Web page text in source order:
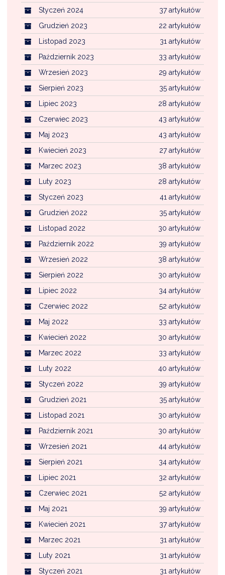
37 artykułów
Styczeń 2024
22 artykułów
Grudzień 2023
31 artykułów
Listopad 2023
33 artykułów
Październik 2023
29 artykułów
Wrzesień 2023
35 artykułów
Sierpień 2023
28 artykułów
Lipiec 2023
43 artykułów
Czerwiec 2023
43 artykułów
Maj 2023
27 artykułów
Kwiecień 2023
38 artykułów
Marzec 2023
28 artykułów
Luty 2023
41 artykułów
Styczeń 2023
35 artykułów
Grudzień 2022
30 artykułów
Listopad 2022
39 artykułów
Październik 2022
38 artykułów
Wrzesień 2022
30 artykułów
Sierpień 2022
34 artykułów
Lipiec 2022
52 artykułów
Czerwiec 2022
33 artykułów
Maj 2022
30 artykułów
Kwiecień 2022
33 artykułów
Marzec 2022
40 artykułów
Luty 2022
39 artykułów
Styczeń 2022
35 artykułów
Grudzień 2021
30 artykułów
Listopad 2021
30 artykułów
Październik 2021
44 artykułów
Wrzesień 2021
34 artykułów
Sierpień 2021
32 artykułów
Lipiec 2021
52 artykułów
Czerwiec 2021
39 artykułów
Maj 2021
37 artykułów
Kwiecień 2021
31 artykułów
Marzec 2021
31 artykułów
Luty 2021
31 artykułów
Styczeń 2021